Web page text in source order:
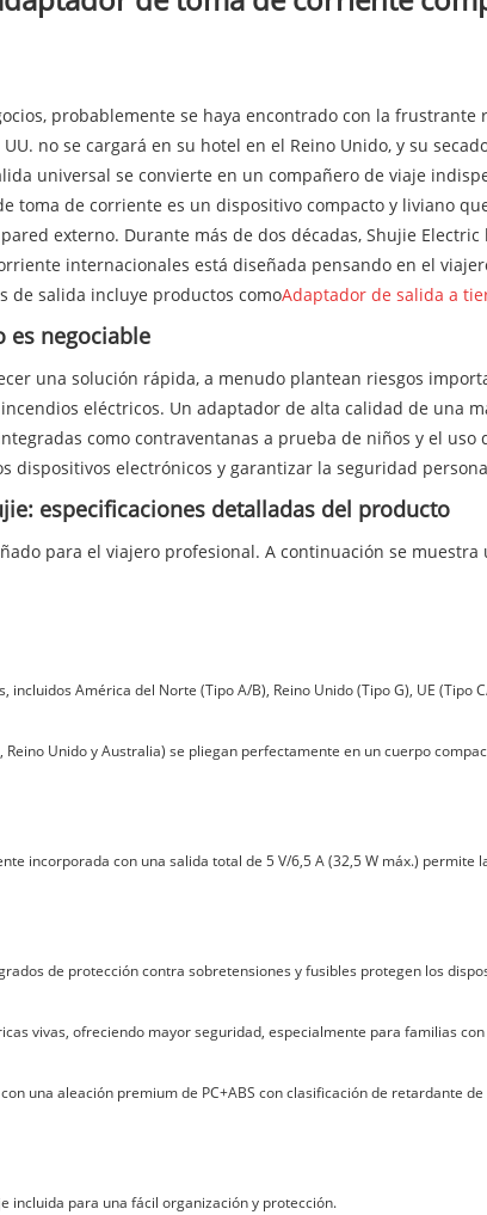
probablemente se haya encontrado con la frustrante
no se cargará en su hotel en el Reino Unido, y su
universal se convierte en un compañero de viaje
toma de corriente es un dispositivo compacto y liviano
externo. Durante más de dos décadas, Shujie
internacionales está diseñada pensando en el
de salida incluye productos comoAdaptador de salida a
es negociable
una solución rápida, a menudo plantean riesgos
eléctricos. Un adaptador de alta calidad de una
como contraventanas a prueba de niños y el
dispositivos electrónicos y garantizar la seguridad
especificaciones detalladas del producto
para el viajero profesional. A continuación se
incluidos América del Norte (Tipo A/B), Reino Unido (Tipo G), UE (Tipo
Reino Unido y Australia) se pliegan perfectamente en un cuerpo
incorporada con una salida total de 5 V/6,5 A (32,5 W máx.)
de protección contra sobretensiones y fusibles protegen los
vivas, ofreciendo mayor seguridad, especialmente para familias
una aleación premium de PC+ABS con clasificación de retardante
incluida para una fácil organización y protección.